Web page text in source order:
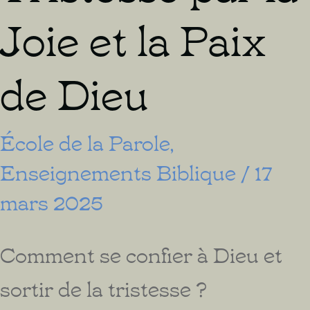
Joie et la Paix
de Dieu
École de la Parole,
Enseignements Biblique /17
mars 2025
Comment se confier à Dieu et
sortir de la tristesse ?